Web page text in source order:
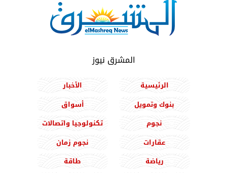
المشرق نيوز
الرئيسية
الأخبار
بنوك وتمويل
أسواق
نجوم
تكنولوجيا واتصالات
عقارات
نجوم زمان
رياضة
طاقة